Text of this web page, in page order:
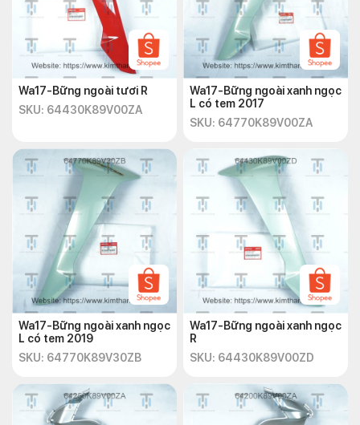
Wa17-Bững ngoài tươi R
SKU: 64430K89V00ZA
Wa17-Bững ngoài xanh ngọc
L có tem 2017
SKU: 64770K89V00ZA
Wa17-Bững ngoài xanh ngọc
L có tem 2019
SKU: 64770K89V30ZB
Wa17-Bững ngoài xanh ngọc
R
SKU: 64430K89V00ZD